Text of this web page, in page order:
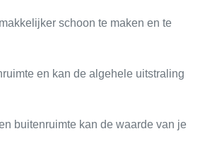
schoon te maken en te
en kan de algehele uitstraling
buitenruimte kan de waarde van je